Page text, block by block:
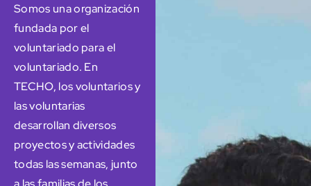
Somos una organización
fundada por el
voluntariado para el
voluntariado. En
TECHO, los voluntarios y
las voluntarias
desarrollan diversos
proyectos y actividades
todas las semanas, junto